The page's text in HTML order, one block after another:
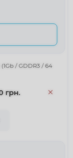
/ GDDR3 / 64
грн.